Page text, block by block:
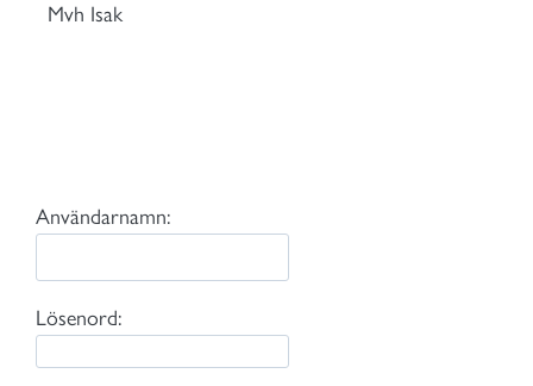
Mvh Isak
Användarnamn:
Lösenord: